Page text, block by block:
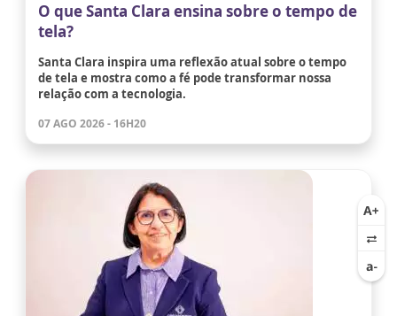
O que Santa Clara ensina sobre o tempo de
tela?
Santa Clara inspira uma reflexão atual sobre o tempo
de tela e mostra como a fé pode transformar nossa
relação com a tecnologia.
07 AGO 2026 - 16H20